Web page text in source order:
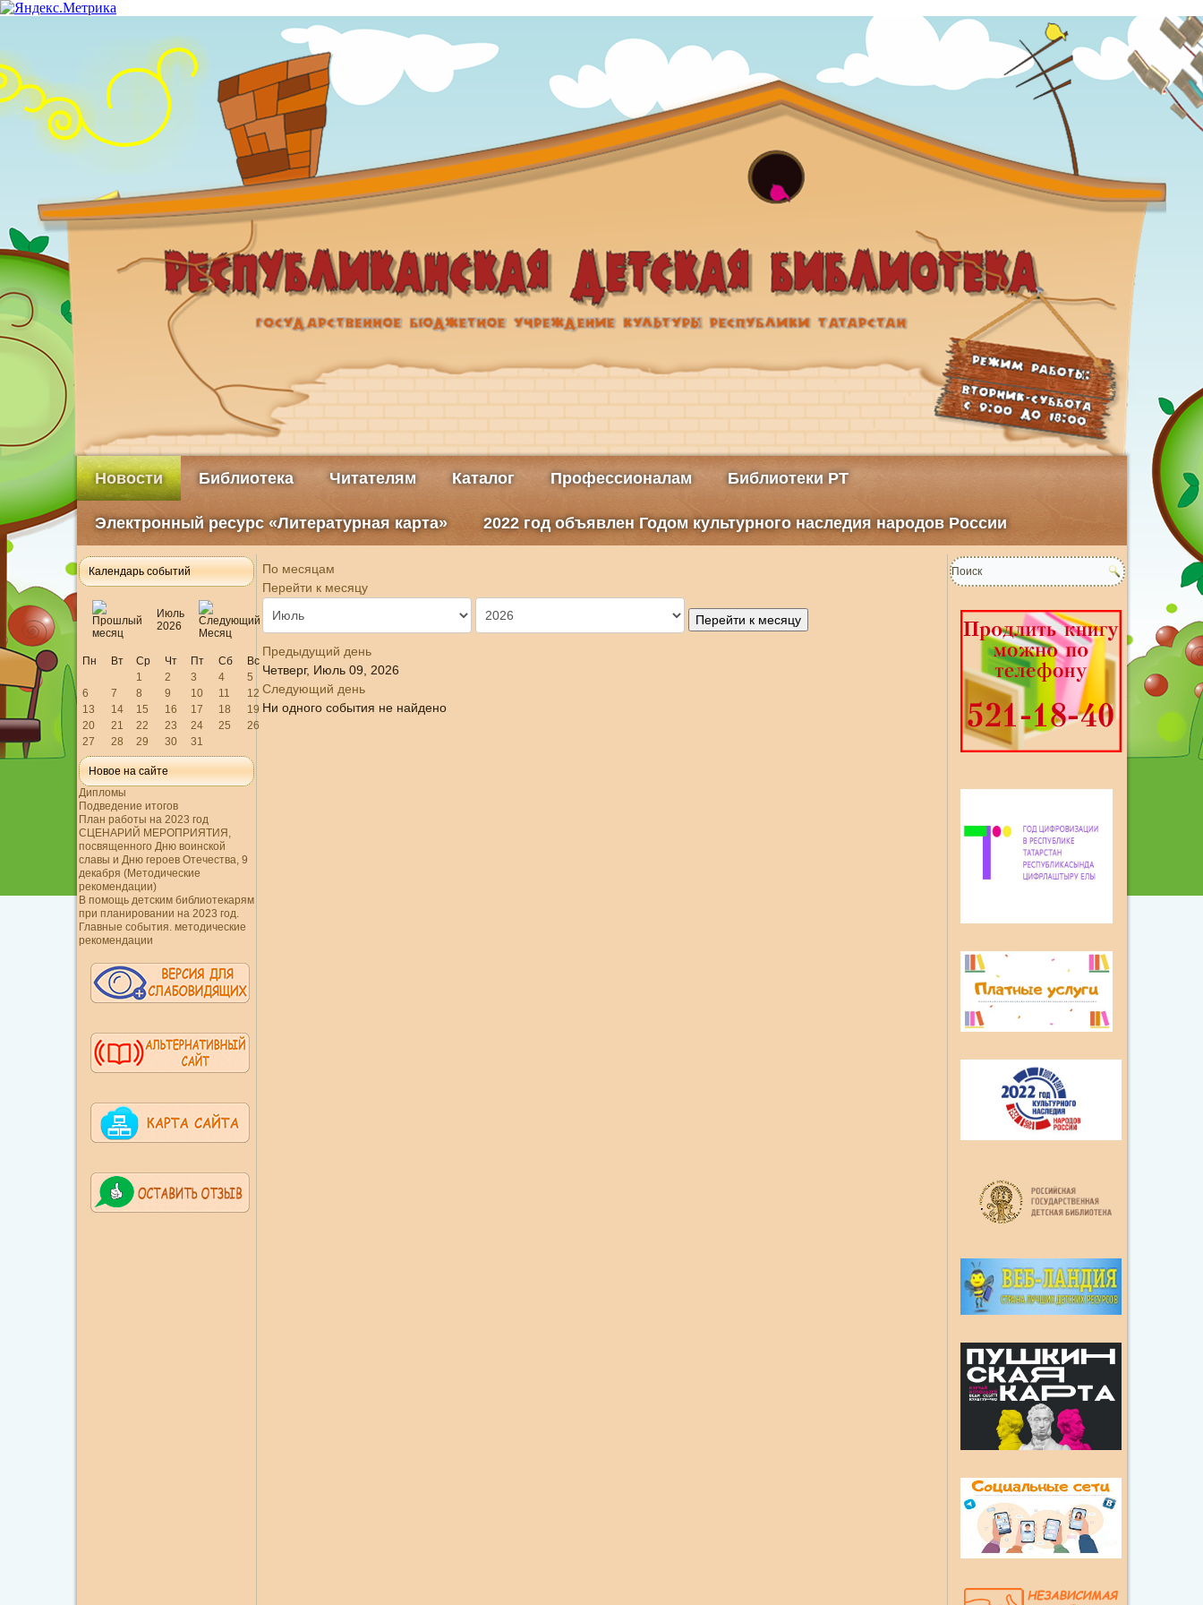
Новости Библиотека Читателям Каталог Профессионалам Библиотеки РТ
Электронный ресурс «Литературная карта» 2022 год объявлен Годом культурного наследия народов России
Календарь событий
Июль
2026
Пн Вт Ср Чт Пт Сб
Вс
1
2 3 4
5
6
7 8 9 10 11
12
13
14 15 16 17 18
19
20
21 22 23 24 25
26
27
28 29 30 31
Новое на сайте
Дипломы
Подведение итогов
План работы на 2023 год
СЦЕНАРИЙ МЕРОПРИЯТИЯ,
посвященного Дню воинской
славы и Дню героев Отечества, 9
декабря (Методические
рекомендации)
В помощь детским библиотекарям
при планировании на 2023 год.
Главные события. методические
рекомендации
По месяцам
Перейти к месяцу
Перейти к месяцу
Предыдущий день
Четверг, Июль 09, 2026
Следующий день
Ни одного события не найдено